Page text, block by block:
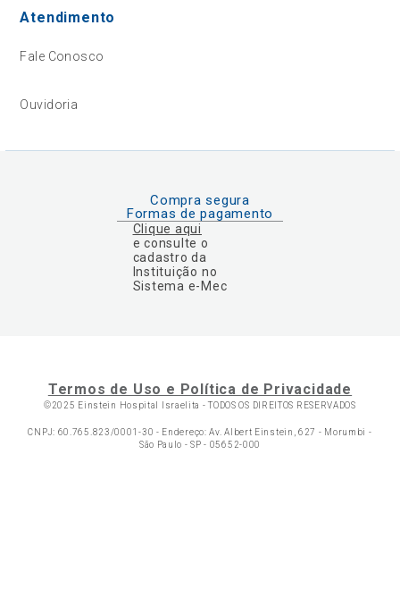
Atendimento
Fale Conosco
Ouvidoria
Compra segura
Formas de pagamento
Clique aqui
e consulte o
cadastro da
Instituição no
Sistema e-Mec
Termos de Uso e Política de Privacidade
©2025 Einstein Hospital Israelita - TODOS OS DIREITOS RESERVADOS
CNPJ: 60.765.823/0001-30 - Endereço: Av. Albert Einstein, 627 - Morumbi -
São Paulo - SP - 05652-000